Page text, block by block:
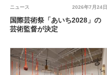
2026年7月24日
ニュース
国際芸術祭「あいち2028」の
芸術監督が決定